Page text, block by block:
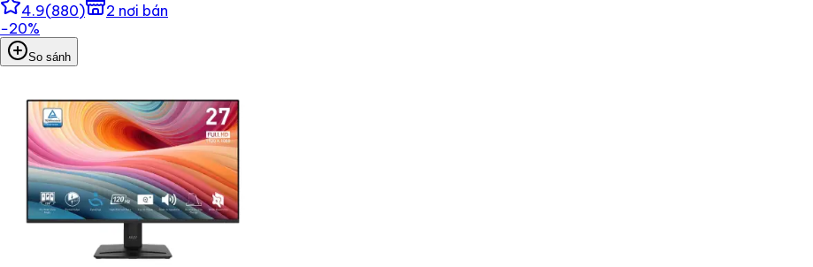
4.9(880) 2 nơi bán
−20%
So sánh